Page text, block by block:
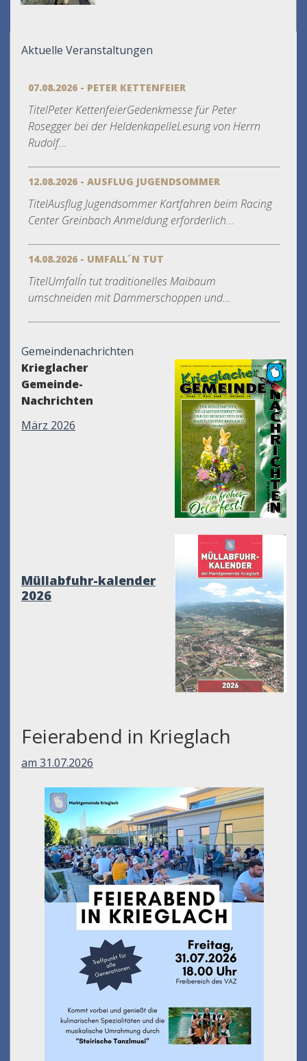
Aktuelle Veranstaltungen
07.08.2026 - PETER KETTENFEIER
TitelPeter KettenfeierGedenkmesse für Peter
Rosegger bei der HeldenkapelleLesung von Herrn
Rudolf...
12.08.2026 - AUSFLUG JUGENDSOMMER
TitelAusflug Jugendsommer Kartfahren beim Racing
Center Greinbach Anmeldung erforderlich...
14.08.2026 - UMFALL´N TUT
TitelUmfall´n tut traditionelles Maibaum
umschneiden mit Dämmerschoppen und...
Gemeindenachrichten
Krieglacher
Gemeinde-
Nachrichten
März 2026
Müllabfuhr-kalender
2026
Feierabend in Krieglach
am 31.07.2026